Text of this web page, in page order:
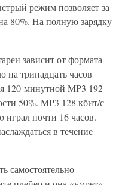
режим позволяет за
80%. На полную зарядку
зависит от формата
на тринадцать часов
120-минутной MP3 192
50%. MP3 128 кбит/с
играл почти 16 часов.
в течение
самостоятельно